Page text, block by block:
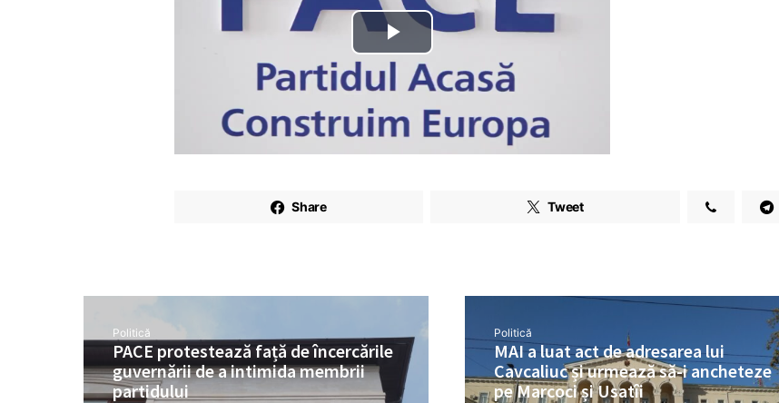
Share Tweet
Politică
PACE protestează față de încercările
guvernării de a intimida membrii
partidului
Politică
MAI a luat act de adresarea lui
Cavcaliuc și urmează să-i ancheteze
pe Marcoci și Usatîi